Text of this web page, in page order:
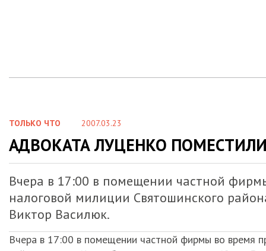
ТОЛЬКО ЧТО 2007.03.23
АДВОКАТА ЛУЦЕНКО
Вчера в 17:00 в помещении частной
налоговой милиции Святошинского
Виктор Василюк.
Вчера в 17:00 в помещении частной фирмы во время